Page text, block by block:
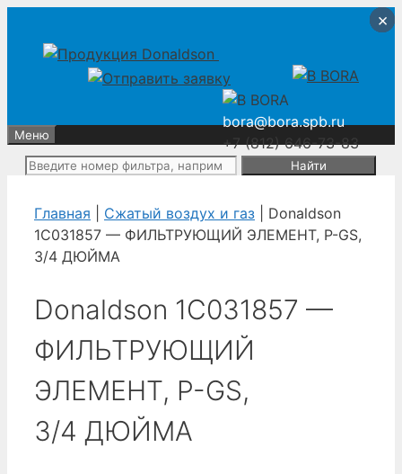
содержимому
содержимому
bora@bora.spb.ru
+7 (812) 646-73-83
Меню
Поиск:
Главная Сжатый воздух и газ | Donaldson
1C031857 — ФИЛЬТРУЮЩИЙ ЭЛЕМЕНТ, P-GS,
3/4 ДЮЙМА
Donaldson 1C031857 —
ФИЛЬТРУЮЩИЙ
ЭЛЕМЕНТ, P-GS,
3/4 ДЮЙМА
×
×
×
×